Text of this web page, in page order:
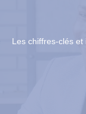
Les chiffres-clés et